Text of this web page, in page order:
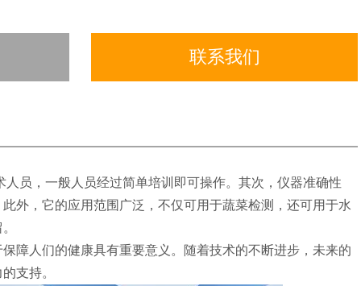
联系我们
员，一般人员经过简单培训即可操作。其次，仪器准确性
外，它的应用范围广泛，不仅可用于蔬菜检测，还可用于水
人们的健康具有重要意义。随着技术的不断进步，未来的
支持。